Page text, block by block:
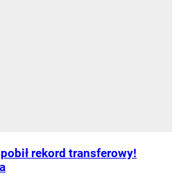
rekord transferowy!